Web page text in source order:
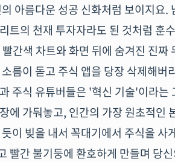
아름다운 성공 신화처럼 보이지요.
트의 천재 투자자라도 된 것처럼 훈
간색 차트와 화면 뒤에 숨겨진 진짜
름이 돋고 주식 앱을 당장 삭제해버
주식 유튜버들은 '혁신 기술'이라는
에 가둬놓고, 인간의 가장 원초적인
이 빚을 내서 꼭대기에서 주식을 사
빨간 불기둥에 환호하게 만들며 당